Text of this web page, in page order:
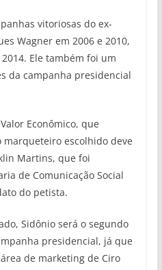
vitoriosas do ex-
Wagner em 2006 e 2010,
Ele também foi um
da campanha presidencial
Econômico, que
escolhido deve
Martins, que foi
de Comunicação Social
do petista.
Sidônio será o segundo
presidencial, já que
de marketing de Ciro